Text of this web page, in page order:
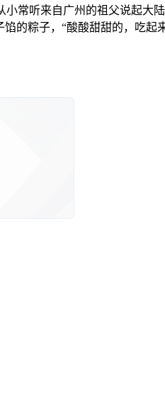
听来自广州的祖父说起大陆
的粽子，“酸酸甜甜的，吃起